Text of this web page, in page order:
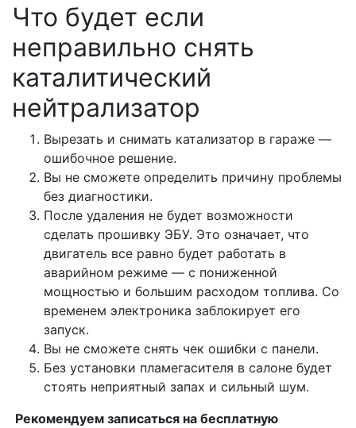
Что будет если
неправильно снять
каталитический
нейтрализатор
Вырезать и снимать катализатор в гараже —
ошибочное решение.
Вы не сможете определить причину проблемы
без диагностики.
После удаления не будет возможности
сделать прошивку ЭБУ. Это означает, что
двигатель все равно будет работать в
аварийном режиме — с пониженной
мощностью и большим расходом топлива. Со
временем электроника заблокирует его
запуск.
Вы не сможете снять чек ошибки с панели.
Без установки пламегасителя в салоне будет
стоять неприятный запах и сильный шум.
Рекомендуем записаться на бесплатную